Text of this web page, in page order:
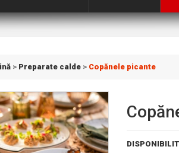
> Preparate calde > Copănele picante